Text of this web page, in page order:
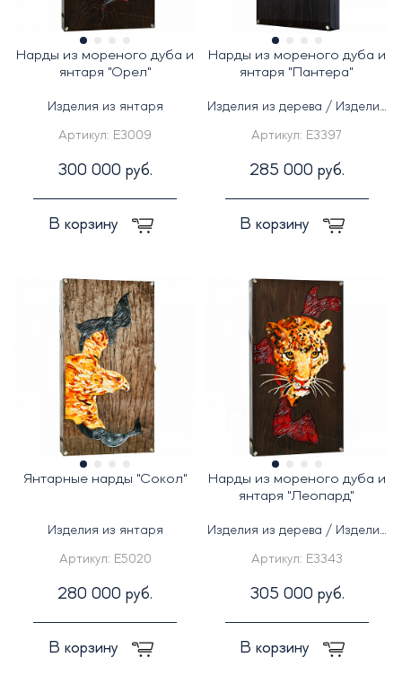
Нарды из мореного дуба и
янтаря "Орел"
Изделия из янтаря
Артикул: E3009
300 000 руб.
В корзину
Нарды из мореного дуба и
янтаря "Пантера"
Изделия из дерева / Изделия
Артикул: E3397
285 000 руб.
В корзину
Янтарные нарды "Сокол"
Изделия из янтаря
Артикул: E5020
280 000 руб.
В корзину
Нарды из мореного дуба и
янтаря "Леопард"
Изделия из дерева / Изделия
Артикул: E3343
305 000 руб.
В корзину